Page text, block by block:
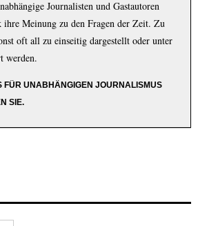
Journalisten und Gastautoren
Meinung zu den Fragen der Zeit. Zu
oft all zu einseitig dargestellt oder unter
werden.
FÜR UNABHÄNGIGEN JOURNALISMUS
SIE.